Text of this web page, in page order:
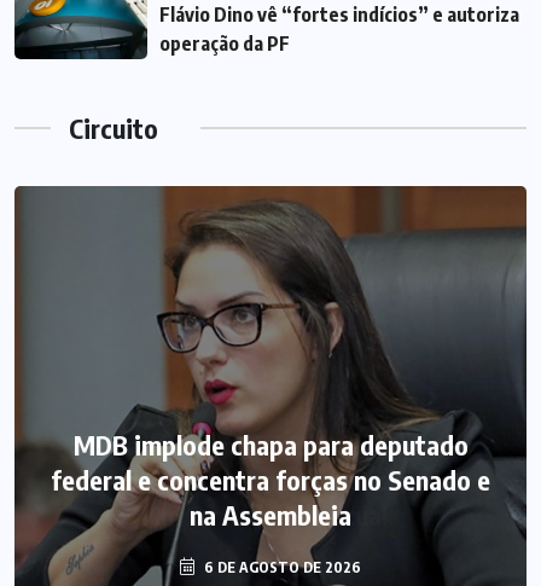
Flávio Dino vê “fortes indícios” e autoriza
operação da PF
Circuito
MDB implode chapa para deputado
federal e concentra forças no Senado e
na Assembleia
6 DE AGOSTO DE 2026